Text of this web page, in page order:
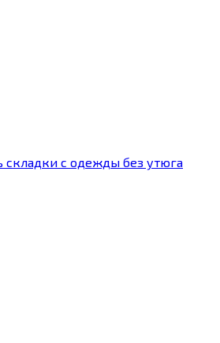
складки с одежды без утюга